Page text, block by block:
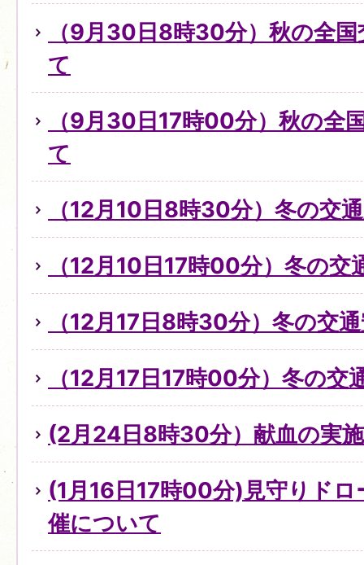
（9月30日8時30分）秋の全
て
（9月30日17時00分）秋の全
て
（12月10日8時30分）冬の交
（12月10日17時00分）冬の
（12月17日8時30分）冬の交
（12月17日17時00分）冬の交
(2月24日8時30分）献血の実
(1月16日17時00分)見守りドロ
催について